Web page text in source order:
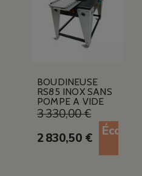
BOUDINEUSE
RS85 INOX SANS
POMPE A VIDE
3 330,00 €
2 830,50 €